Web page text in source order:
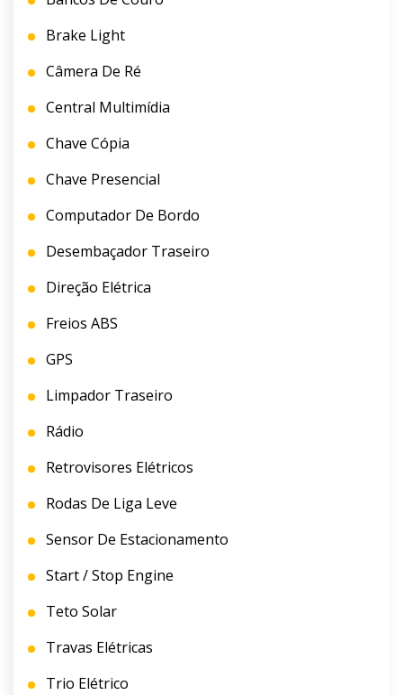
Brake Light
Câmera De Ré
Central Multimídia
Chave Cópia
Chave Presencial
Computador De Bordo
Desembaçador Traseiro
Direção Elétrica
Freios ABS
GPS
Limpador Traseiro
Rádio
Retrovisores Elétricos
Rodas De Liga Leve
Sensor De Estacionamento
Start / Stop Engine
Teto Solar
Travas Elétricas
Trio Elétrico